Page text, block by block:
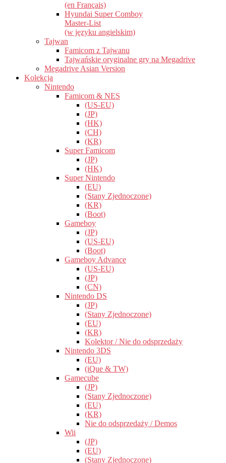
(en Français)
Hyundai Super Comboy
Master-List
(w języku angielskim)
Tajwan
Famicom z Tajwanu
Tajwańskie oryginalne gry na Megadrive
Megadrive Asian Version
Kolekcja
Nintendo
Famicom & NES
(US-EU)
(JP)
(HK)
(CH)
(KR)
Super Famicom
(JP)
(HK)
Super Nintendo
(EU)
(Stany Zjednoczone)
(KR)
(Boot)
Gameboy
(JP)
(US-EU)
(Boot)
Gameboy Advance
(US-EU)
(JP)
(CN)
Nintendo DS
(JP)
(Stany Zjednoczone)
(EU)
(KR)
Kolektor / Nie do odsprzedaży
Nintendo 3DS
(EU)
(iQue & TW)
Gamecube
(JP)
(Stany Zjednoczone)
(EU)
(KR)
Nie do odsprzedaży / Demos
Wii
(JP)
(EU)
(Stany Zjednoczone)